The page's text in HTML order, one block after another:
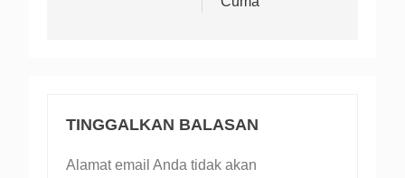
TINGGALKAN BALASAN
Alamat email Anda tidak akan